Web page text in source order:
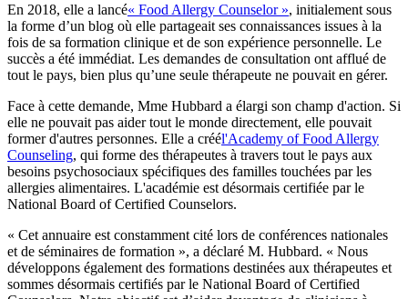
En 2018, elle a lancé« Food Allergy Counselor », initialement sous
la forme d’un blog où elle partageait ses connaissances issues à la
fois de sa formation clinique et de son expérience personnelle. Le
succès a été immédiat. Les demandes de consultation ont afflué de
tout le pays, bien plus qu’une seule thérapeute ne pouvait en gérer.
Face à cette demande, Mme Hubbard a élargi son champ d'action. Si
elle ne pouvait pas aider tout le monde directement, elle pouvait
former d'autres personnes. Elle a créél'Academy of Food Allergy
Counseling, qui forme des thérapeutes à travers tout le pays aux
besoins psychosociaux spécifiques des familles touchées par les
allergies alimentaires. L'académie est désormais certifiée par le
National Board of Certified Counselors.
« Cet annuaire est constamment cité lors de conférences nationales
et de séminaires de formation », a déclaré M. Hubbard. « Nous
développons également des formations destinées aux thérapeutes et
sommes désormais certifiés par le National Board of Certified